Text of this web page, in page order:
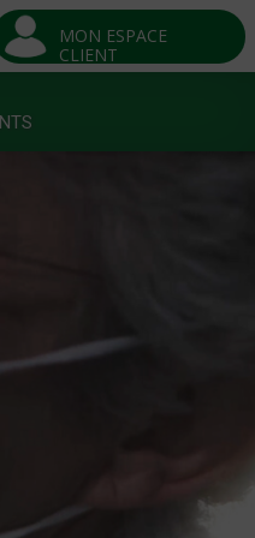
MON ESPACE
CLIENT